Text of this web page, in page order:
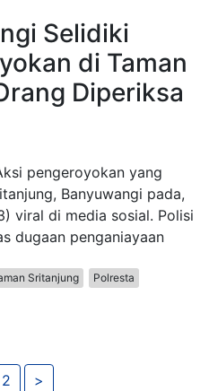
Selidiki
di Taman
Diperiksa
pengeroyokan yang
Banyuwangi pada,
viral di media sosial. Polisi
dugaan penganiayaan
Sritanjung
Polresta
2 >